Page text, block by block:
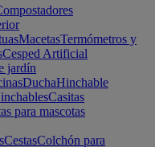
MacetasTermómetros y
Cesped Artificial
jardín
DuchaHinchable
Casitas
para mascotas
CestasColchón para